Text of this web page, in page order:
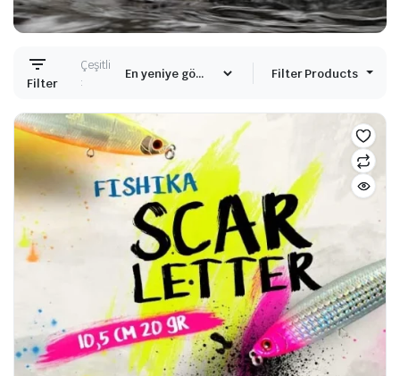
Filter
Çeşitli
:
Filter Products